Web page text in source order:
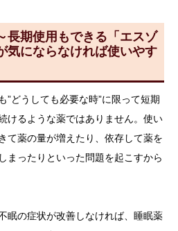
長期使用もできる「エスゾ
気にならなければ使いやす
どうしても必要な時”に限って短期
けるような薬ではありません。使い
て薬の量が増えたり、依存して薬を
まったりといった問題を起こすから
眠の症状が改善しなければ、睡眠薬